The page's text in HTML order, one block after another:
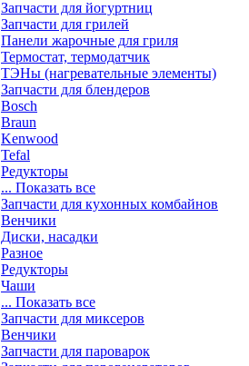
Запчасти для йогуртниц
Запчасти для грилей
Панели жарочные для гриля
Термостат, термодатчик
ТЭНы (нагревательные элементы)
Запчасти для блендеров
Bosch
Braun
Kenwood
Tefal
Редукторы
... Показать все
Запчасти для кухонных комбайнов
Венчики
Диски, насадки
Разное
Редукторы
Чаши
... Показать все
Запчасти для миксеров
Венчики
Запчасти для пароварок